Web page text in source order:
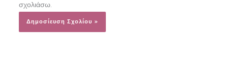
σχολιάσω.